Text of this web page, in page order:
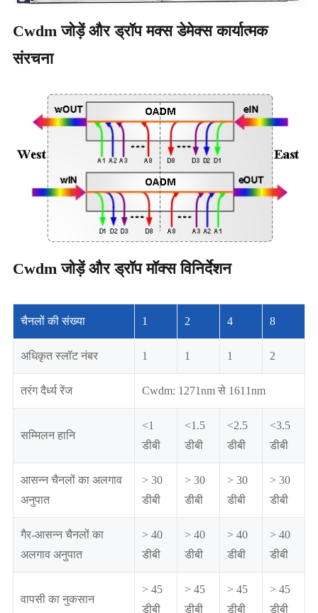
Cwdm जोड़ें और ड्रॉप मक्स डेमेक्स कार्यात्मक
संरचना
Cwdm जोड़ें और ड्रॉप मॉक्स विनिर्देशन
चैनलों की संख्या 1 2 4 8
अधिकृत स्लॉट नंबर 1 1 1 2
तरंग दैर्ध्य रेंज Cwdm: 1271nm से 1611nm
सम्मिलन हानि
<1
डीबी
<1.5
डीबी
<2.5
डीबी
<3.5
डीबी
आसन्न चैनलों का अलगाव
अनुपात
> 30
डीबी
> 30
डीबी
> 30
डीबी
> 30
डीबी
गैर-आसन्न चैनलों का
अलगाव अनुपात
> 40
डीबी
> 40
डीबी
> 40
डीबी
> 40
डीबी
वापसी का नुकसान
> 45
डीबी
> 45
डीबी
> 45
डीबी
> 45
डीबी